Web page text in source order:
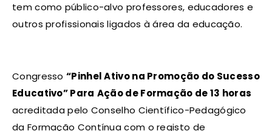
tem como público-alvo professores, educadores e
outros profissionais ligados à área da educação.
Congresso “Pinhel Ativo na Promoção do Sucesso
Educativo” Para Ação de Formação de 13 horas
acreditada pelo Conselho Científico-Pedagógico
da Formação Contínua com o registo de